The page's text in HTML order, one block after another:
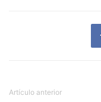
Artículo anterior